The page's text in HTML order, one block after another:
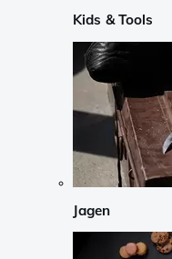
Kids & Tools
Jagen